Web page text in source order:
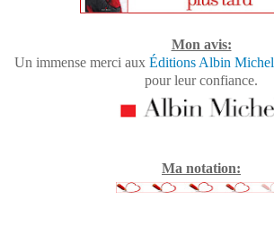
Mon avis:
Un immense merci aux Éditions Albin Michel
pour leur confiance.
Ma notation: